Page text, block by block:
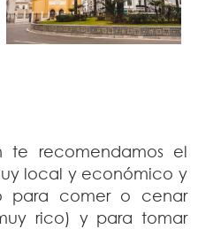
te recomendamos el
local y económico y
para comer o cenar
rico) y para tomar